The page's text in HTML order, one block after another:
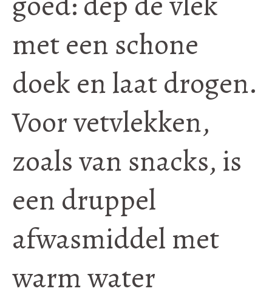
met een schone
doek en laat drogen.
Voor vetvlekken,
zoals van snacks, is
een druppel
afwasmiddel met
warm water